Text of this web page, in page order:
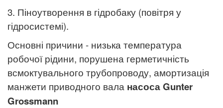
3. Піноутворення в гідробаку (повітря у
гідросистемі).
Основні причини - низька температура
робочої рідини, порушена герметичність
всмоктувального трубопроводу, амортизація
манжети приводного вала насосаGunter
Grossmann